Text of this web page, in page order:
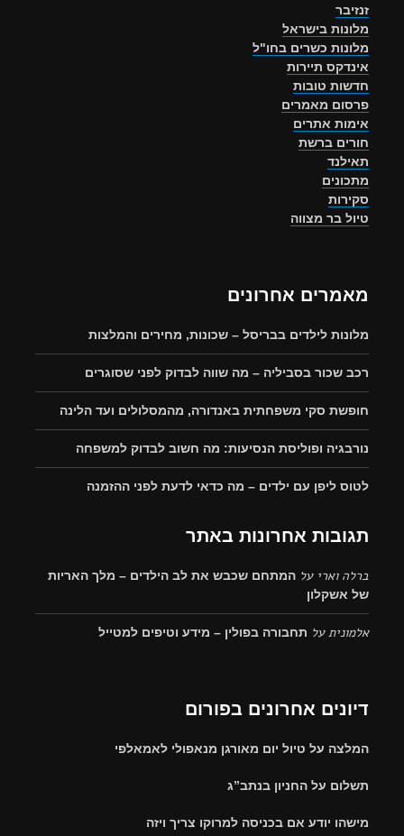
זנזיבר
מלונות בישראל
מלונות כשרים בחו"ל
אינדקס תיירות
חדשות טובות
פרסום מאמרים
אימות אתרים
חורים ברשת
תאילנד
מתכונים
סקירות
טיול בר מצווה
מאמרים אחרונים
מלונות לילדים בבריסל – שכונות, מחירים והמלצות
רכב שכור בסביליה – מה שווה לבדוק לפני שסוגרים
חופשת סקי משפחתית באנדורה, מהמסלולים ועד הלינה
נורבגיה ופוליסת הנסיעות: מה חשוב לבדוק למשפחה
לטוס ליפן עם ילדים – מה כדאי לדעת לפני ההזמנה
תגובות אחרונות באתר
ברלה וארי על המתחם שכבש את לב הילדים – מלך האריות
של אשקלון
אלמוניתעל תחבורה בפולין – מידע וטיפים למטייל
דיונים אחרונים בפורום
המלצה על טיול יום מאורגן מנאפולי לאמאלפי
תשלום על החניון בנתב”ג
מישהו יודע אם בכניסה למרוקו צריך ויזה